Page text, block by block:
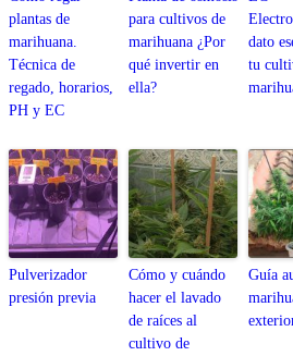
plantas de
marihuana.
Técnica de
regado, horarios,
PH y EC
para cultivos de
marihuana ¿Por
qué invertir en
ella?
dato
tu
Pulverizador
presión previa
Cómo y cuándo
hacer el lavado
de raíces al
cultivo de
Guía